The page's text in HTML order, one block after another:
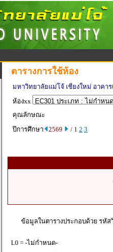
ตารางการใช้ห้อง
มหาวิทยาลัยแม่โจ้ เชียงใหม่ อาคาร
ห้องxx
คุณลักษณะ
ปีการศึกษา
2569 / 1 2 3
ข้อมูลในตารางประกอบด้วย รหั
L0 = -ไม่กำหนด-